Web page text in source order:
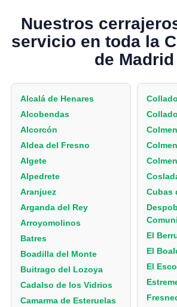
Nuestros
servicio en toda la
de Madrid
Alcalá de Henares
Alcobendas
Alcorcón
Aldea del Fresno
Algete
Alpedrete
Aranjuez
Arganda del Rey
Arroyomolinos
Batres
Boadilla del Monte
Buitrago del Lozoya
Cadalso de los Vidrios
Camarma de Esteruelas
Cubas
El
El
El